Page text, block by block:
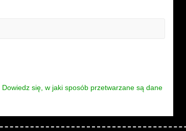
Dowiedz się, w jaki sposób przetwarzane są dane